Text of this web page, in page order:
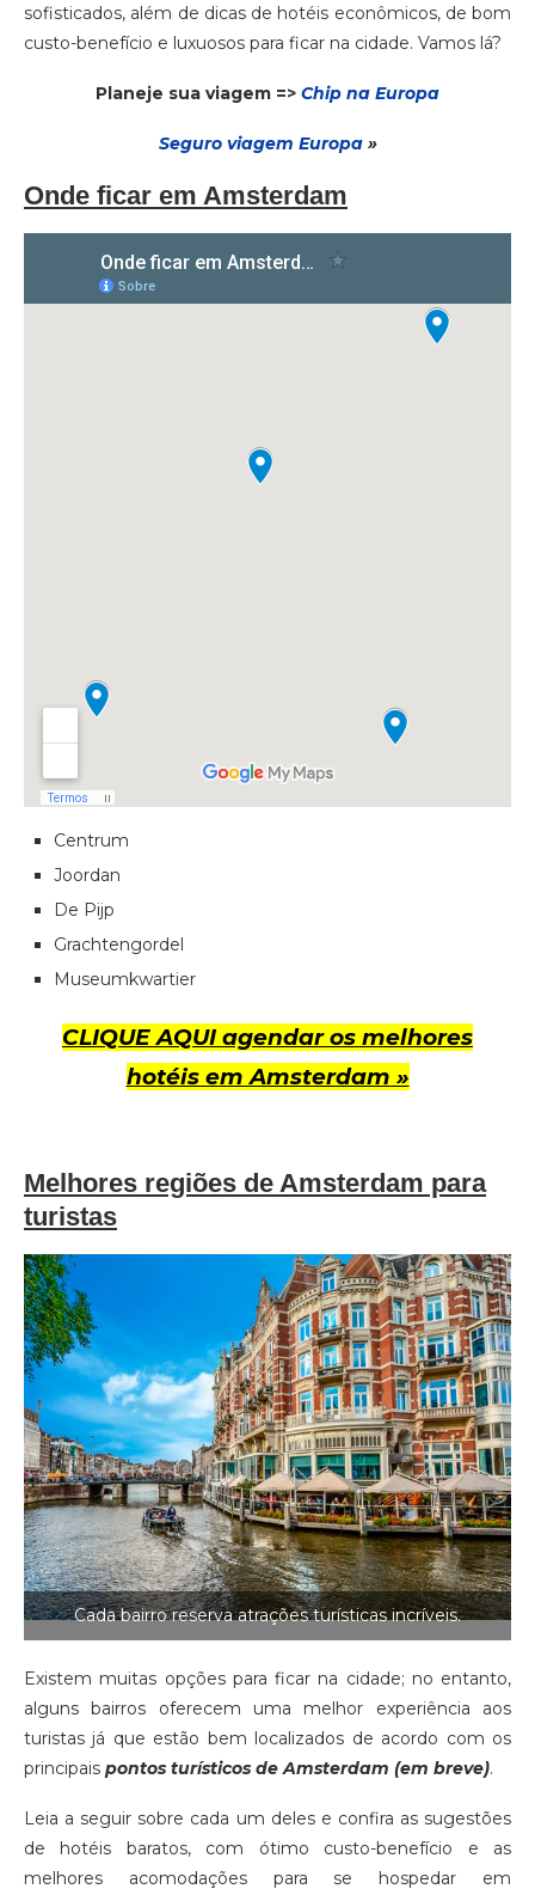
sofisticados, além de dicas de hotéis econômicos, de bom
custo-benefício e luxuosos para ficar na cidade. Vamos lá?
Planeje sua viagem => Chip na Europa
Seguro viagem Europa »
Onde ficar em Amsterdam
Centrum
Joordan
De Pijp
Grachtengordel
Museumkwartier
CLIQUE AQUI agendar os melhores
hotéis em Amsterdam »
Melhores regiões de Amsterdam para
turistas
Cada bairro reserva atrações turísticas incríveis.
Existem muitas opções para ficar na cidade; no entanto,
alguns bairros oferecem uma melhor experiência aos
turistas já que estão bem localizados de acordo com os
principais pontos turísticos de Amsterdam (em breve).
Leia a seguir sobre cada um deles e confira as sugestões
de hotéis baratos, com ótimo custo-benefício e as
melhores acomodações para se hospedar em